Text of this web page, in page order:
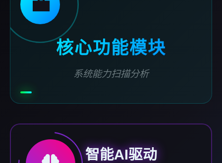
💼
核心功能模块
系统能力扫描分析
智能AI驱动